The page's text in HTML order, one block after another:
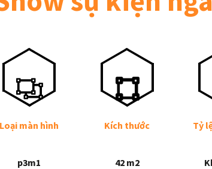
Loại màn hình
p3m1
Kích thước
42 m2
Tỷ